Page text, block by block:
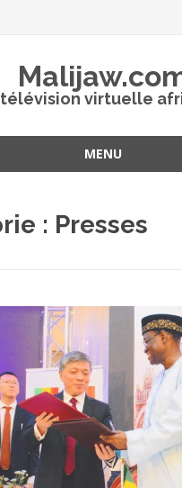
télévision virtuelle
MENU
: Presses